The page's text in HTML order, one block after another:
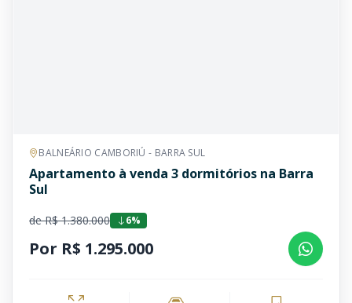
BALNEÁRIO CAMBORIÚ - BARRA SUL
Apartamento à venda 3 dormitórios na Barra
Sul
de R$ 1.380.000 6%
Por R$ 1.295.000